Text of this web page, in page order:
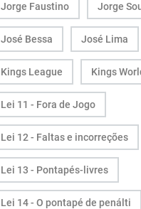
Jorge Faustino Jorge
José Bessa José Lima
Kings League Kings
Lei 11 - Fora de Jogo
Lei 12 - Faltas e incorreções
Lei 13 - Pontapés-livres
Lei 14 - O pontapé de penálti